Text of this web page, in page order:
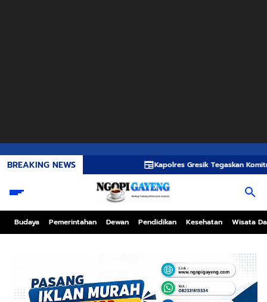
BREAKING NEWS Kapolres Gresik Tegaskan Komitmen Polri
Budaya Pemerintahan Dewan Pendidikan Kesehatan Wisata